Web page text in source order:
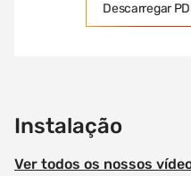
Descarregar
Instalação
Ver todos os nossos